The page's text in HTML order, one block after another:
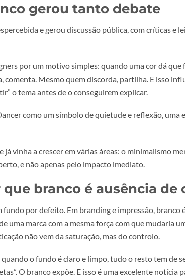
gerou tanto
despercebida e gerou discussão pública,
designers por um motivo simples: quando uma
comenta. Mesmo quem discorda,
Dancer como um símbolo de quietude e
que já vinha a crescer em várias áreas: o
de perto, e não apenas pelo impacto